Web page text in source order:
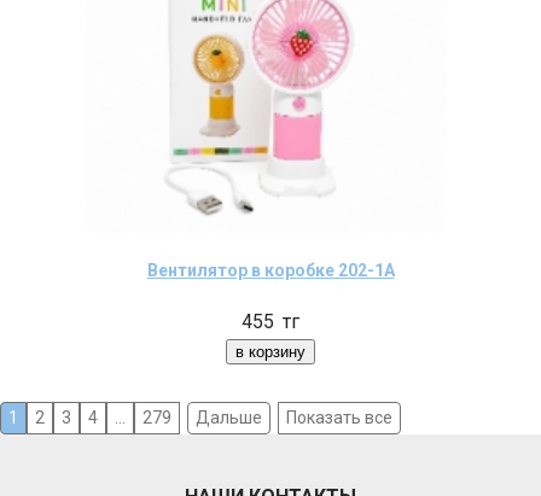
Вентилятор в коробке 202-1А
455 тг
1 2 3 4 279 Дальше Показать все